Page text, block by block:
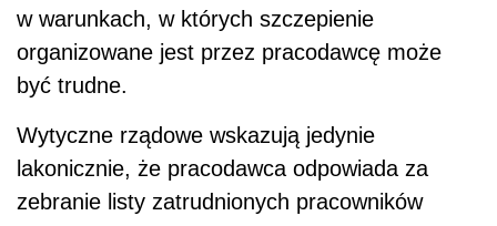
w warunkach, w których szczepienie
organizowane jest przez pracodawcę może
być trudne.
Wytyczne rządowe wskazują jedynie
lakonicznie, że pracodawca odpowiada za
zebranie listy zatrudnionych pracowników